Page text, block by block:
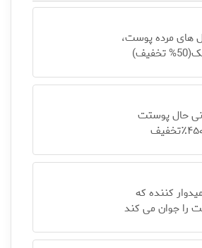
های مرده پوست،
حال پوستت
کننده که
را جوان می کند